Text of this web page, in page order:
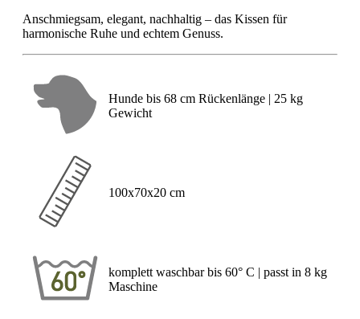
Anschmiegsam, elegant, nachhaltig – das Kissen für
harmonische Ruhe und echtem Genuss.
Hunde bis 68 cm Rückenlänge | 25 kg
Gewicht
100x70x20 cm
komplett waschbar bis 60° C | passt in 8 kg
Maschine